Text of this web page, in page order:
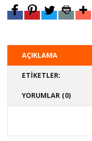
AÇIKLAMA
ETIKETLER:
YORUMLAR (0)